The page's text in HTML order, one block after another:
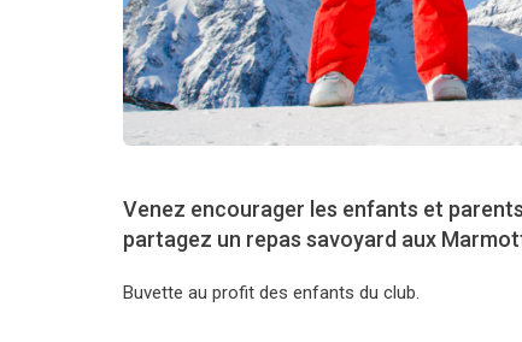
Venez encourager les enfants et
partagez un repas savoyard aux
Buvette au profit des enfants du club.